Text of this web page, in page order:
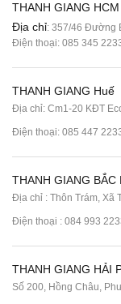
THANH GIANG HCM
Địa chỉ: 357/46 Đường
Điện thoại: 085 345
THANH GIANG Huế
Địa chỉ: Cm1-20 KĐT
Điện thoại: 085 447
THANH GIANG BẮC
Địa chỉ : Thôn Trám, Xã
Điện thoại : 084 993
THANH GIANG HẢI
Số 200, Hồng Châu,